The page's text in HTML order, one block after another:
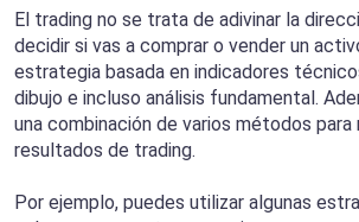
El trading no se trata de adivinar la
decidir si vas a comprar o vender un
estrategia basada en indicadores
dibujo e incluso análisis fundamental.
una combinación de varios métodos para
resultados de trading.
Por ejemplo, puedes utilizar algunas